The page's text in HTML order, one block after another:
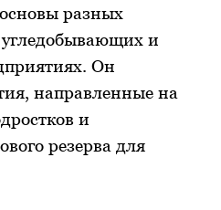
разных
и
Он
направленные на
и
резерва для